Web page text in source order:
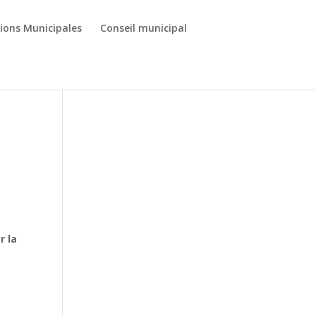
Municipales Conseil municipal
la